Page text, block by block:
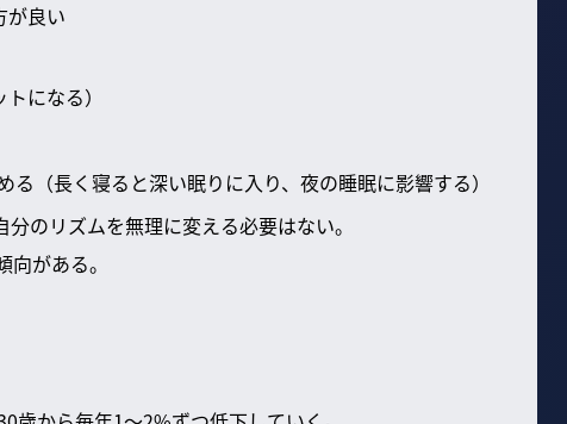
が良い
になる）
（長く寝ると深い眠りに入り、夜の睡眠に影響する）
のリズムを無理に変える必要はない。
がある。